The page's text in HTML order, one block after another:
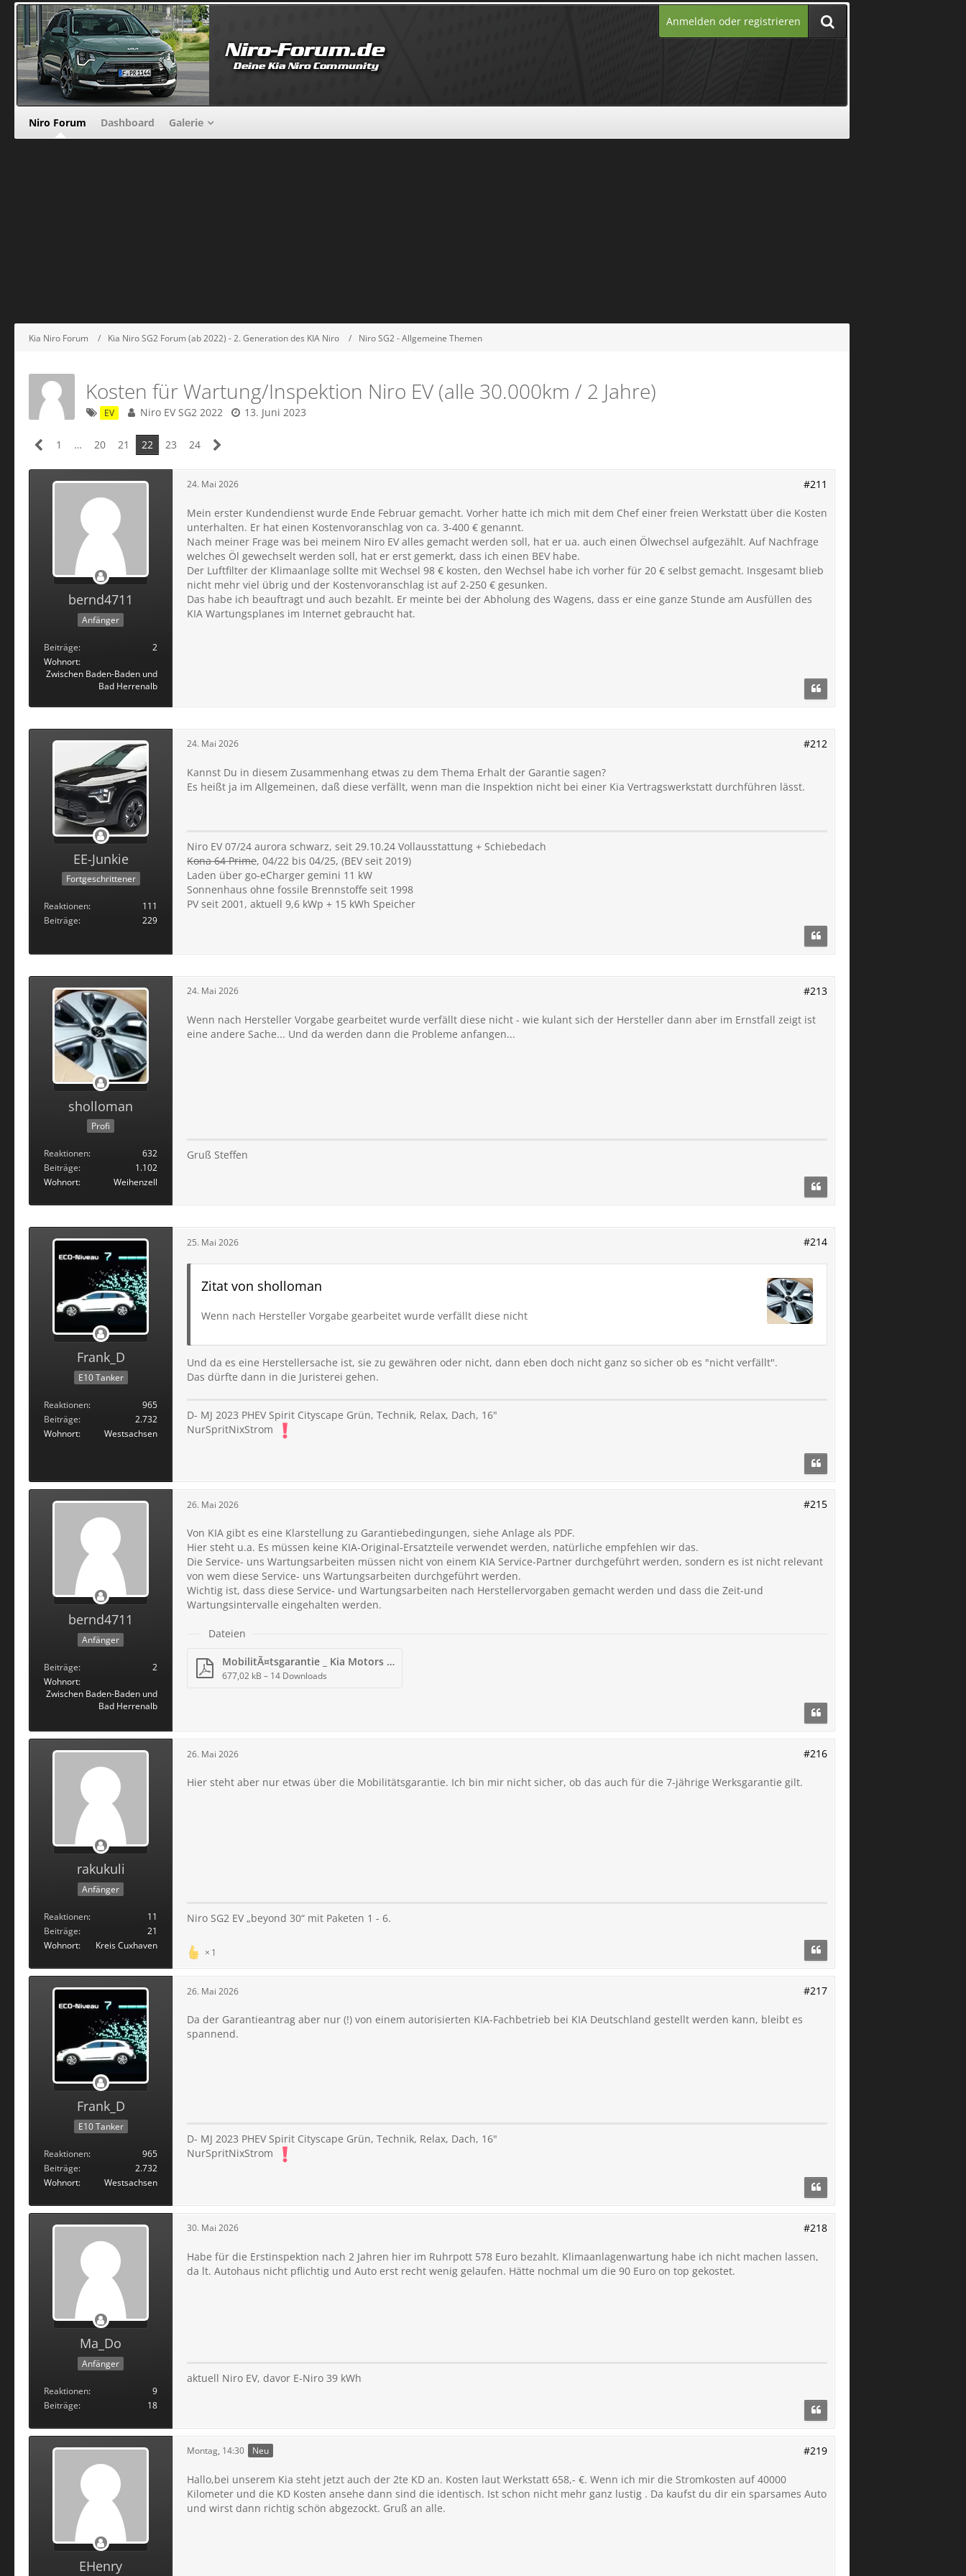
Anmelden oder registrieren
Niro Forum Dashboard Galerie
Kia Niro Forum Kia Niro SG2 Forum (ab 2022) - 2. Generation des KIA Niro Niro SG2 - Allgemeine Themen
Kosten für Wartung/Inspektion Niro EV (alle 30.000km / 2 Jahre)
EV Niro EV SG2 2022 13. Juni 2023
1 … 20 21 22 23 24
bernd4711
Anfänger
Beiträge
2
Wohnort
Zwischen Baden-Baden und
Bad Herrenalb
24. Mai 2026 #211
Mein erster Kundendienst wurde Ende Februar gemacht. Vorher hatte ich mich mit dem Chef einer freien Werkstatt über die Kosten
unterhalten. Er hat einen Kostenvoranschlag von ca. 3-400 € genannt.
Nach meiner Frage was bei meinem Niro EV alles gemacht werden soll, hat er ua. auch einen Ölwechsel aufgezählt. Auf Nachfrage
welches Öl gewechselt werden soll, hat er erst gemerkt, dass ich einen BEV habe.
Der Luftfilter der Klimaanlage sollte mit Wechsel 98 € kosten, den Wechsel habe ich vorher für 20 € selbst gemacht. Insgesamt blieb
nicht mehr viel übrig und der Kostenvoranschlag ist auf 2-250 € gesunken.
Das habe ich beauftragt und auch bezahlt. Er meinte bei der Abholung des Wagens, dass er eine ganze Stunde am Ausfüllen des
KIA Wartungsplanes im Internet gebraucht hat.
EE-Junkie
Fortgeschrittener
Reaktionen
111
Beiträge
229
24. Mai 2026 #212
Kannst Du in diesem Zusammenhang etwas zu dem Thema Erhalt der Garantie sagen?
Es heißt ja im Allgemeinen, daß diese verfällt, wenn man die Inspektion nicht bei einer Kia Vertragswerkstatt durchführen lässt.
Niro EV 07/24 aurora schwarz, seit 29.10.24 Vollausstattung + Schiebedach
Kona 64 Prime, 04/22 bis 04/25, (BEV seit 2019)
Laden über go-eCharger gemini 11 kW
Sonnenhaus ohne fossile Brennstoffe seit 1998
PV seit 2001, aktuell 9,6 kWp + 15 kWh Speicher
sholloman
Profi
Reaktionen
632
Beiträge
1.102
Wohnort
Weihenzell
24. Mai 2026 #213
Wenn nach Hersteller Vorgabe gearbeitet wurde verfällt diese nicht - wie kulant sich der Hersteller dann aber im Ernstfall zeigt ist
eine andere Sache... Und da werden dann die Probleme anfangen...
Gruß Steffen
Frank_D
E10 Tanker
Reaktionen
965
Beiträge
2.732
Wohnort
Westsachsen
25. Mai 2026 #214
Zitat von sholloman
Wenn nach Hersteller Vorgabe gearbeitet wurde verfällt diese nicht
Und da es eine Herstellersache ist, sie zu gewähren oder nicht, dann eben doch nicht ganz so sicher ob es "nicht verfällt".
Das dürfte dann in die Juristerei gehen.
D- MJ 2023 PHEV Spirit Cityscape Grün, Technik, Relax, Dach, 16"
NurSpritNixStrom
bernd4711
Anfänger
Beiträge
2
Wohnort
Zwischen Baden-Baden und
Bad Herrenalb
26. Mai 2026 #215
Von KIA gibt es eine Klarstellung zu Garantiebedingungen, siehe Anlage als PDF.
Hier steht u.a. Es müssen keine KIA-Original-Ersatzteile verwendet werden, natürliche empfehlen wir das.
Die Service- uns Wartungsarbeiten müssen nicht von einem KIA Service-Partner durchgeführt werden, sondern es ist nicht relevant
von wem diese Service- uns Wartungsarbeiten durchgeführt werden.
Wichtig ist, dass diese Service- und Wartungsarbeiten nach Herstellervorgaben gemacht werden und dass die Zeit-und
Wartungsintervalle eingehalten werden.
Dateien
MobilitÃ¤tsgarantie _ Kia Motors Deutschland - Klarstellung Garantie.pdf
677,02 kB – 14 Downloads
rakukuli
Anfänger
Reaktionen
11
Beiträge
21
Wohnort
Kreis Cuxhaven
26. Mai 2026 #216
Hier steht aber nur etwas über die Mobilitätsgarantie. Ich bin mir nicht sicher, ob das auch für die 7-jährige Werksgarantie gilt.
Niro SG2 EV „beyond 30“ mit Paketen 1 - 6.
1
Frank_D
E10 Tanker
Reaktionen
965
Beiträge
2.732
Wohnort
Westsachsen
26. Mai 2026 #217
Da der Garantieantrag aber nur (!) von einem autorisierten KIA-Fachbetrieb bei KIA Deutschland gestellt werden kann, bleibt es
spannend.
D- MJ 2023 PHEV Spirit Cityscape Grün, Technik, Relax, Dach, 16"
NurSpritNixStrom
Ma_Do
Anfänger
Reaktionen
9
Beiträge
18
30. Mai 2026 #218
Habe für die Erstinspektion nach 2 Jahren hier im Ruhrpott 578 Euro bezahlt. Klimaanlagenwartung habe ich nicht machen lassen,
da lt. Autohaus nicht pflichtig und Auto erst recht wenig gelaufen. Hätte nochmal um die 90 Euro on top gekostet.
aktuell Niro EV, davor E-Niro 39 kWh
EHenry
Montag, 14:30 Neu #219
Hallo,bei unserem Kia steht jetzt auch der 2te KD an. Kosten laut Werkstatt 658,- €. Wenn ich mir die Stromkosten auf 40000
Kilometer und die KD Kosten ansehe dann sind die identisch. Ist schon nicht mehr ganz lustig . Da kaufst du dir ein sparsames Auto
und wirst dann richtig schön abgezockt. Gruß an alle.